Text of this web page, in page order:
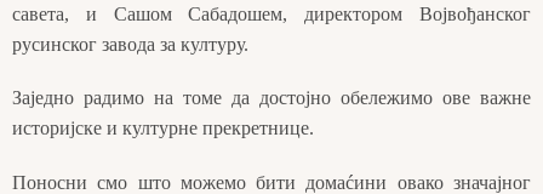
савета, и Сашом Сабадошем, директором Војвођанског
русинског завода за културу.
Заједно радимо на томе да достојно обележимо ове важне
историјске и културне прекретнице.
Поносни смо што можемо бити домаćини овако значајног